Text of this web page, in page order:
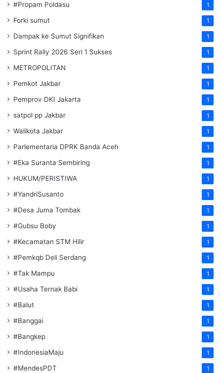
#Propam Poldasu 1
Forki sumut 1
Dampak ke Sumut Signifikan 1
Sprint Rally 2026 Seri 1 Sukses 1
METROPOLITAN 1
Pemkot Jakbar 1
Pemprov DKI Jakarta 1
satpol pp Jakbar 1
Walikota Jakbar 1
Parlementaria DPRK Banda Aceh 1
#Eka Suranta Sembiring 1
HUKUM/PERISTIWA 1
#YandriSusanto 1
#Desa Juma Tombak 1
#Gubsu Boby 1
#Kecamatan STM Hilir 1
#Pemkqb Deli Serdang 1
#Tak Mampu 1
#Usaha Ternak Babi 1
#Balut 1
#Banggai 1
#Bangkep 1
#IndonesiaMaju 1
#MendesPDT 1